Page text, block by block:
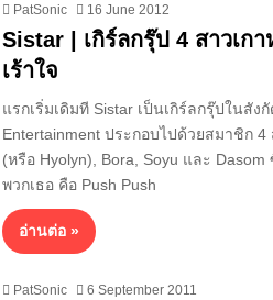
PatSonic 16 June 2012
Sistar | เกิร์ลกรุ๊ป 4 สาวเก
เร้าใจ
แรกเริ่มเดิมที Sistar เป็นเกิร์ลกรุ๊ปในสัง
Entertainment ประกอบไปด้วยสมาชิก 4
(หรือ Hyolyn), Bora, Soyu และ Dasom
พวกเธอ คือ Push Push
อ่านต่อ »
PatSonic 6 September 2011